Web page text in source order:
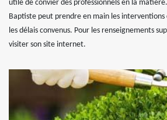
utile de convier des professionnels en la
Baptiste peut prendre en main les interventions
les délais convenus. Pour les renseignements
visiter son site internet.